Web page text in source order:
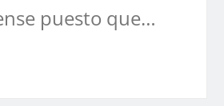
puesto que…